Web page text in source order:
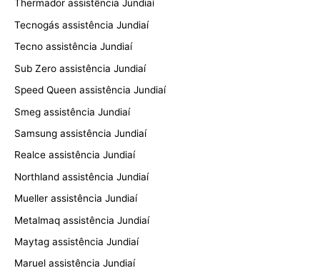
Thermador assistência Jundiaí
Tecnogás assistência Jundiaí
Tecno assistência Jundiaí
Sub Zero assistência Jundiaí
Speed Queen assistência Jundiaí
Smeg assistência Jundiaí
Samsung assistência Jundiaí
Realce assistência Jundiaí
Northland assistência Jundiaí
Mueller assistência Jundiaí
Metalmaq assistência Jundiaí
Maytag assistência Jundiaí
Maruel assistência Jundiaí